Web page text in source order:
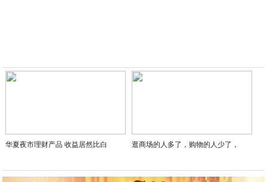
华夏夜市理财产品 收益居然比白 逛商场的人多了，购物的人少了，